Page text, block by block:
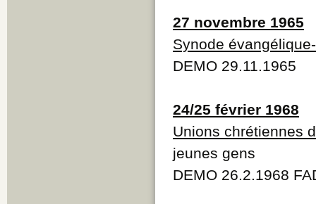
27 novembre 1965
Synode
DEMO 29.11.1965
24/25 février 1968
Unions chrétiennes
jeunes gens
DEMO 26.2.1968